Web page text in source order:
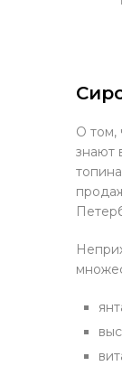
О том,
знают